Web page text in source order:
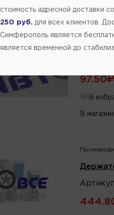
97.50
В
В
Артикул
стоимость адресной доставки
250 руб. для всех клиентов.
Симферополь является
является временной до